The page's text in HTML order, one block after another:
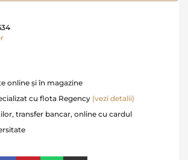
online și în magazine
cu flota Regency (vezi detalii)
transfer bancar, online cu cardul